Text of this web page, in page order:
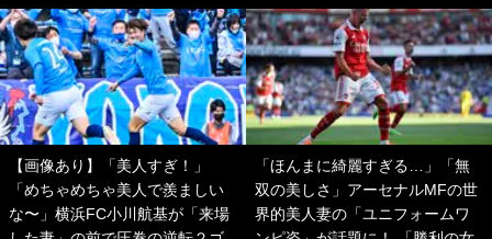
【画像あり】「美人すぎ！」
「めちゃめちゃ美人で羨ましい
な〜」横浜FC小川航基が「来場
「ほんまに綺麗すぎる…」「無
双の美しさ」アーセナルMFの世
界的美人妻の「ユニフォームワ